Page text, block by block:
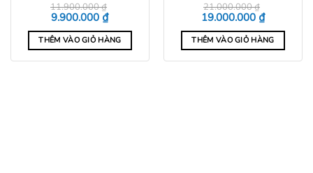
11.900.000₫
Giá
gốc
là:
11.900.000 ₫.
9.900.000 ₫Giá
tại
là:
9.900.000 ₫.
THÊM VÀO GIỎ HÀNG
21.000.000₫
Giá
gốc
là:
21.000.000 ₫.
19.000.000 ₫Giá
hiện
tại
là:
THÊM VÀO GIỎ HÀNG